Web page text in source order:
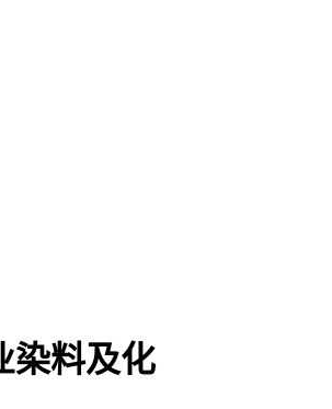
染料及化